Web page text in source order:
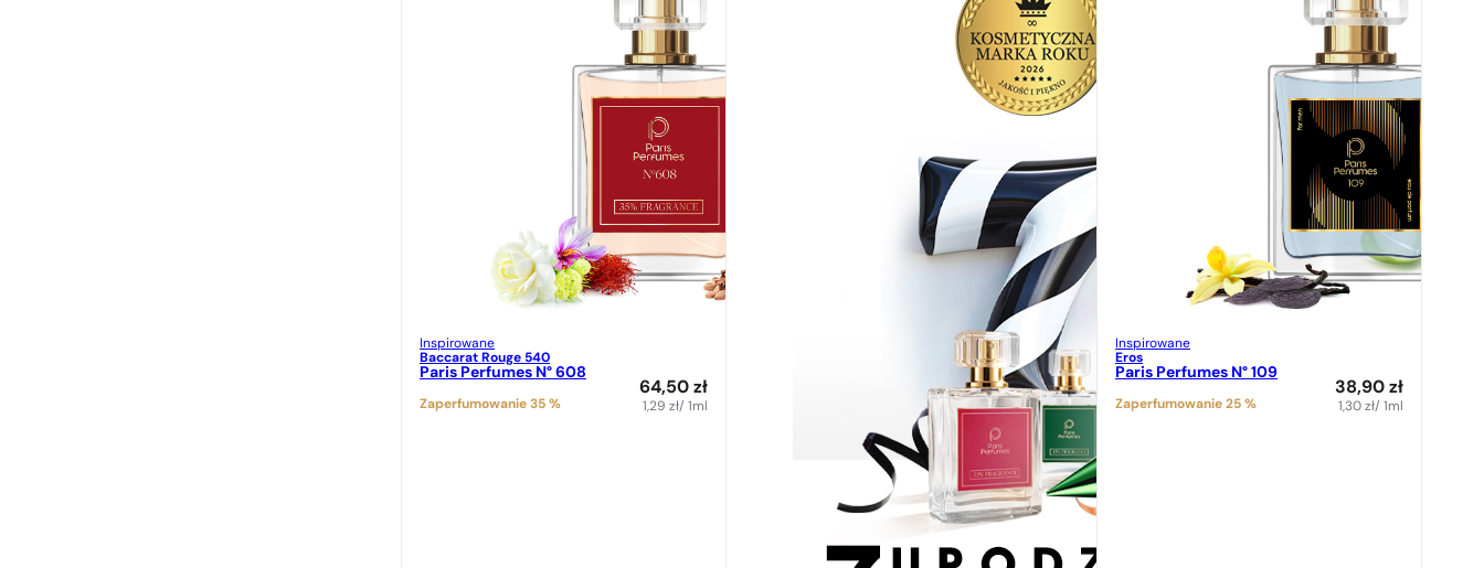
Inspirowane
Baccarat Rouge 540
Paris Perfumes N° 608
Zaperfumowanie 35 %
64,50 zł
1,29 zł/ 1ml
Inspirowane
Eros
Paris Perfumes N° 109
Zaperfumowanie 25 %
38,90 zł
1,30 zł/ 1ml